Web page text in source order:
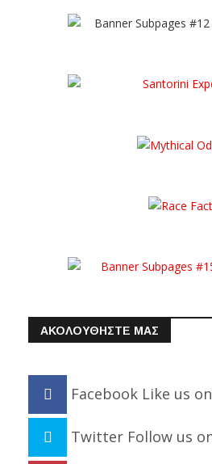
ΑΚΟΛΟΥΘΗΣΤΕ ΜΑΣ
Facebook Like us
Twitter Follow us